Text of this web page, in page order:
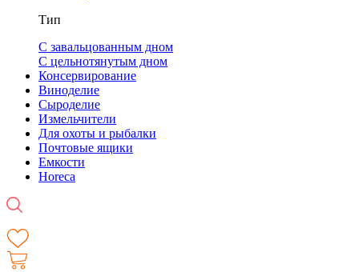
Тип
С завальцованным дном
С цельнотянутым дном
Консервирование
Виноделие
Сыроделие
Измельчители
Для охоты и рыбалки
Почтовые ящики
Емкости
Horeca